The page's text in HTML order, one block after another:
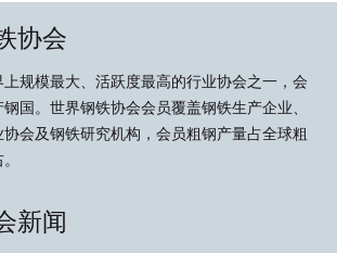
协会
规模最大、活跃度最高的行业协会之一，会
国。世界钢铁协会会员覆盖钢铁生产企业、
会及钢铁研究机构，会员粗钢产量占全球粗
新闻